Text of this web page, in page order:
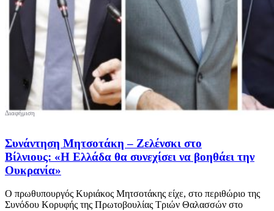
Συνάντηση Μητσοτάκη – Ζελένσκι στο
Βίλνιους: «Η Ελλάδα θα συνεχίσει να βοηθάει την
Ουκρανία»
Ο πρωθυπουργός Κυριάκος Μητσοτάκης είχε, στο περιθώριο της
Συνόδου Κορυφής της Πρωτοβουλίας Τριών Θαλασσών στο